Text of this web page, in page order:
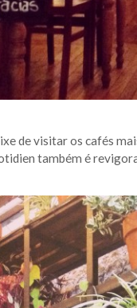
de visitar os cafés
também é